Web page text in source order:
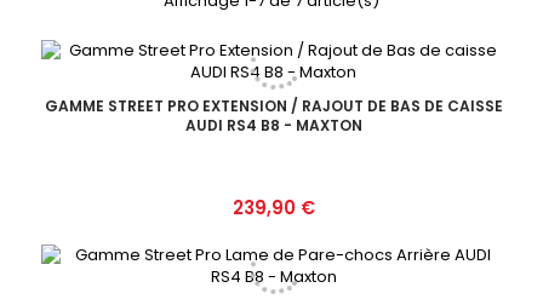
GAMME STREET PRO EXTENSION / RAJOUT DE BAS DE CAISSE
AUDI RS4 B8 - MAXTON
Prix
239,90 €